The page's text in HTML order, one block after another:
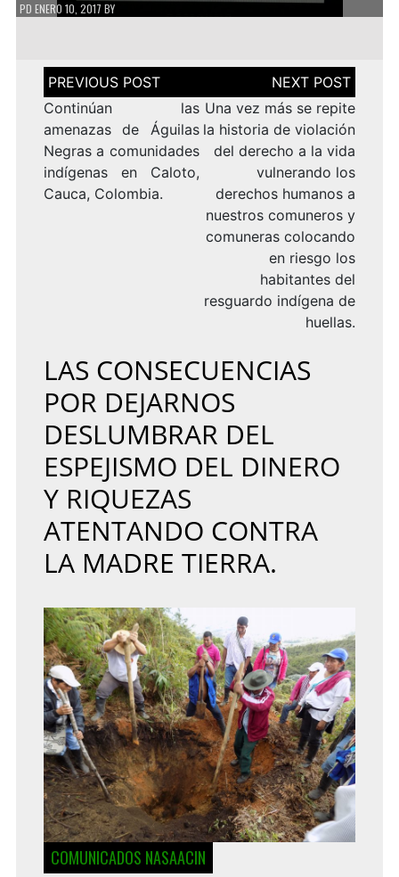
PD ENERO 10, 2017 BY
Navegación
de
entradas
Continúan las
amenazas de Águilas
Negras a comunidades
indígenas en Caloto,
Cauca, Colombia.
Una vez más se repite
la historia de violación
del derecho a la vida
vulnerando los
derechos humanos a
nuestros comuneros y
comuneras colocando
en riesgo los
habitantes del
resguardo indígena de
huellas.
LAS CONSECUENCIAS
POR DEJARNOS
DESLUMBRAR DEL
ESPEJISMO DEL DINERO
Y RIQUEZAS
ATENTANDO CONTRA
LA MADRE TIERRA.
COMUNICADOS NASAACIN